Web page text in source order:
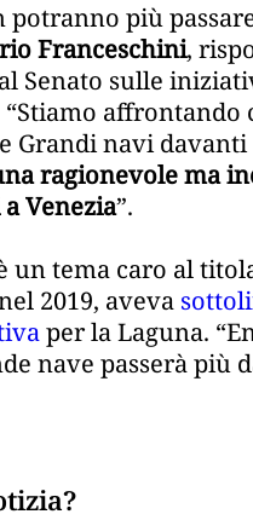
potranno più
Franceschini,
Senato sulle
“Stiamo
Grandi navi davanti
ragionevole ma
Venezia”.
un tema caro al
2019, aveva
per la Laguna.
nave passerà più